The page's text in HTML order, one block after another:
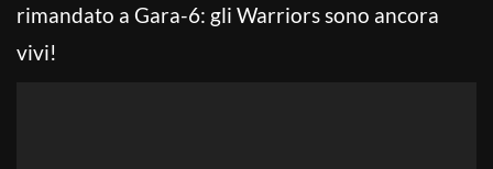
rimandato a Gara-6: gli Warriors sono ancora
vivi!